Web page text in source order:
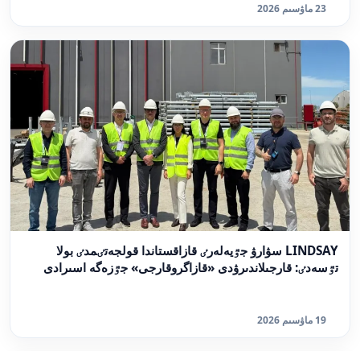
23 ماۋسىم 2026
LINDSAY سۋارۋ جٷيەلەرٸ قازاقستاندا قولجەتٸمدٸ بولا
تٷسەدٸ: قارجىلاندىرۋدى «قازاگروقارجى» جٷزەگە اسىرادى
19 ماۋسىم 2026